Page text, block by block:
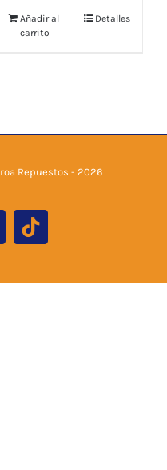
$ 20,00.$ 17,00.
Añadir al
carrito
Detalles
Repuestos - 2026
Tiktok